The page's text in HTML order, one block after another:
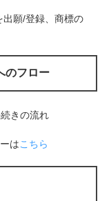
出願/登録、商標の
のフロー
はこちら